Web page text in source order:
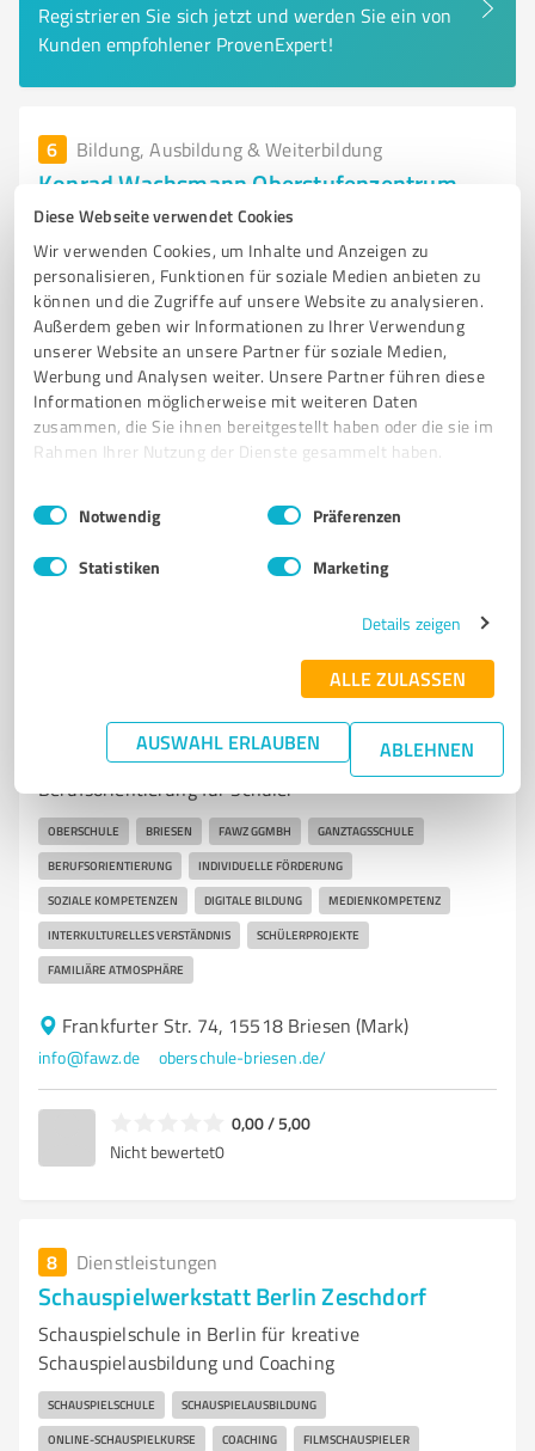
Diese Webseite verwendet Cookies
Wir verwenden Cookies, um Inhalte und Anzeigen zu
personalisieren, Funktionen für soziale Medien anbieten zu
können und die Zugriffe auf unsere Website zu analysieren.
Außerdem geben wir Informationen zu Ihrer Verwendung
unserer Website an unsere Partner für soziale Medien,
Werbung und Analysen weiter. Unsere Partner führen diese
Informationen möglicherweise mit weiteren Daten
zusammen, die Sie ihnen bereitgestellt haben oder die sie im
Rahmen Ihrer Nutzung der Dienste gesammelt haben.
Impressum Datenschutzbestimmungen
Einwilligungsauswahl
Notwendig Präferenzen
Statistiken Marketing
Details zeigen
ALLE ZULASSEN
AUSWAHL ERLAUBEN ABLEHNEN
Registrieren Sie sich jetzt und werden Sie ein von
Kunden empfohlener ProvenExpert!
6 Bildung, Ausbildung & Weiterbildung
Konrad Wachsmann Oberstufenzentrum
Höhere Sekundarschule mit praxisnahen
Bildungsangeboten in Frankfurt (Oder)
HÖHERE SEKUNDARSCHULE BERUFLICHES GYMNASIUM
FACHOBERSCHULE SOZIALWESEN WIRTSCHAFT VERWALTUNG
ERNÄHRUNG PRAXISNAHE BILDUNG INDIVIDUELLE FÖRDERUNG
ENGAGIERTE LEHRKRÄFTE REGIONALE UNTERNEHMEN SCHULLEBEN
Potsdamer Str. 4, 15234 Frankfurt (Oder)
Nicht bewertet
Bildung, Ausbildung & Weiterbildung
Oberschule Briesen der FAWZ gGmbH
Oberschule Briesen - Individuelle Förderung und
Berufsorientierung für Schüler
OBERSCHULE BRIESEN FAWZ GGMBH GANZTAGSSCHULE
BERUFSORIENTIERUNG INDIVIDUELLE FÖRDERUNG
SOZIALE KOMPETENZEN DIGITALE BILDUNG MEDIENKOMPETENZ
INTERKULTURELLES VERSTÄNDNIS SCHÜLERPROJEKTE
FAMILIÄRE ATMOSPHÄRE
Frankfurter Str. 74, 15518 Briesen (Mark)
info@fawz.de oberschule-briesen.de/
0,00 / 5,00
Nicht bewertet0
8 Dienstleistungen
Schauspielwerkstatt Berlin Zeschdorf
Schauspielschule in Berlin für kreative
Schauspielausbildung und Coaching
SCHAUSPIELSCHULE SCHAUSPIELAUSBILDUNG
ONLINE-SCHAUSPIELKURSE COACHING FILMSCHAUSPIELER